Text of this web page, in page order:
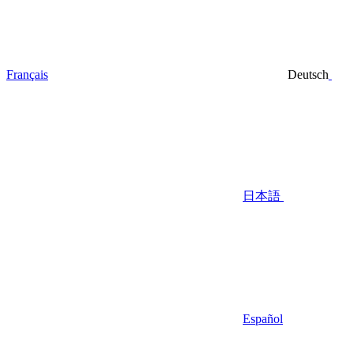
Français Deutsch
日本語
Español